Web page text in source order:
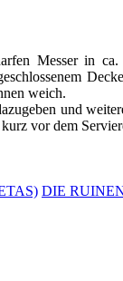
Messer in
weich.
und
vor dem
DIE